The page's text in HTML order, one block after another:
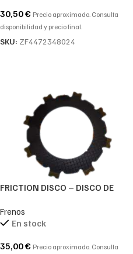
30,50€ Precio aproximado. Consulta
disponibilidad y precio final.
SKU: ZF4472348024
FRICTION DISCO – DISCO DE
0501323004-0501.323.004-
0501 323 004
Frenos
En stock
35,00€ Precio aproximado. Consulta